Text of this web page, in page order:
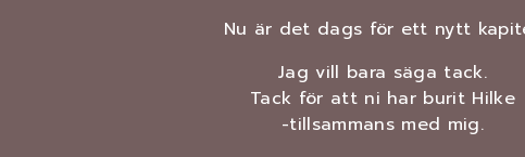
Nu är det dags för ett nytt
Jag vill bara säga tack.
Tack för att ni har burit Hilke
-tillsammans med mig.